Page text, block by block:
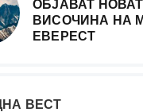
ОБЈАВАТ
ВИСОЧИНА НА
ЕВЕРЕСТ
ВЕСТ